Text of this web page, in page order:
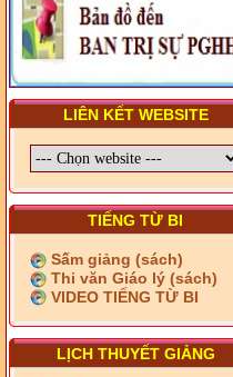
LIÊN KẾT WEBSITE
TIẾNG TỪ BI
Sấm giảng (sách)
Thi văn Giáo lý (sách)
VIDEO TIẾNG TỪ BI
LỊCH THUYẾT GIẢNG